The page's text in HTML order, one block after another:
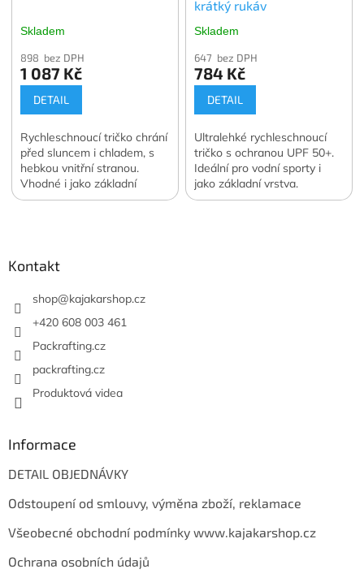
Skladem
898 bez DPH
1 087 Kč
DETAIL
Rychleschnoucí tričko chrání
před sluncem i chladem, s
hebkou vnitřní stranou.
Vhodné i jako základní
vrstva pod bundu.
krátký rukáv
Skladem
647 bez DPH
784 Kč
DETAIL
Ultralehké rychleschnoucí
tričko s ochranou UPF 50+.
Ideální pro vodní sporty i
jako základní vrstva.
Kontakt
shop@kajakarshop.cz
+420 608 003 461
Packrafting.cz
packrafting.cz
Produktová videa
Informace
DETAIL OBJEDNÁVKY
Odstoupení od smlouvy, výměna zboží, reklamace
Všeobecné obchodní podmínky www.kajakarshop.cz
Ochrana osobních údajů